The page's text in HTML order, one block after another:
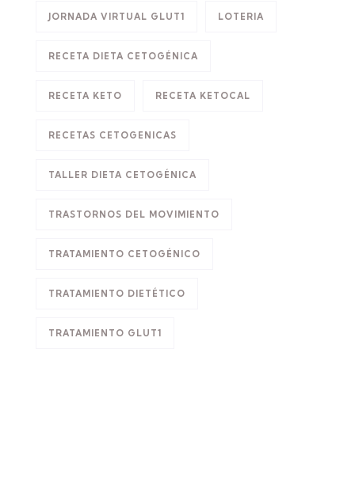
JORNADA VIRTUAL GLUT1 LOTERIA
RECETA DIETA CETOGÉNICA
RECETA KETO RECETA KETOCAL
RECETAS CETOGENICAS
TALLER DIETA CETOGÉNICA
TRASTORNOS DEL MOVIMIENTO
TRATAMIENTO CETOGÉNICO
TRATAMIENTO DIETÉTICO
TRATAMIENTO GLUT1